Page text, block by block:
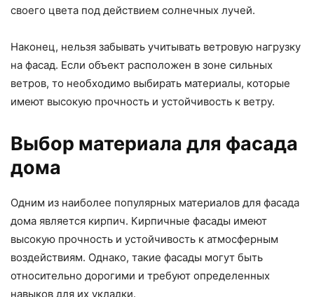
своего цвета под действием солнечных лучей.
Наконец, нельзя забывать учитывать ветровую нагрузку
на фасад. Если объект расположен в зоне сильных
ветров, то необходимо выбирать материалы, которые
имеют высокую прочность и устойчивость к ветру.
Выбор материала для фасада
дома
Одним из наиболее популярных материалов для фасада
дома является кирпич. Кирпичные фасады имеют
высокую прочность и устойчивость к атмосферным
воздействиям. Однако, такие фасады могут быть
относительно дорогими и требуют определенных
навыков для их укладки.